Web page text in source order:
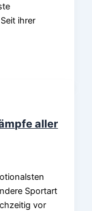
ihrer
aller
Sportart
vor